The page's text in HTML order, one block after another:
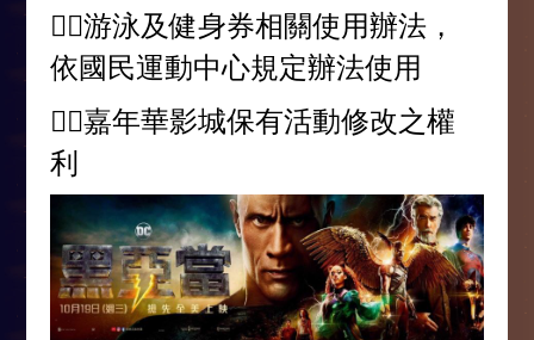
👉🏻游泳及健身券相關使用辦法，
依國民運動中心規定辦法使用
👉🏻嘉年華影城保有活動修改之權
利